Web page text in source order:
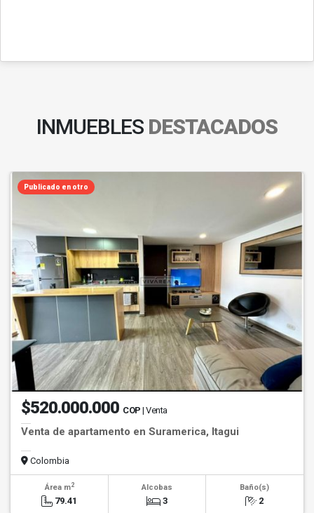
INMUEBLES DESTACADOS
Publicado en otro
$520.000.000 COP | Venta
Venta de apartamento en Suramerica, Itagui
Colombia
Área m2
79.41
Alcobas
3
Baño(s)
2